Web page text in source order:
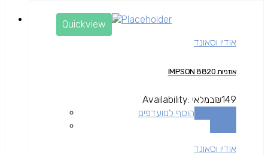
Quickview
אודיו וסאונד
אוזניות IMPSON 8820
₪149
Availability: במלאי
הוסף למועדפים
אודיו וסאונד